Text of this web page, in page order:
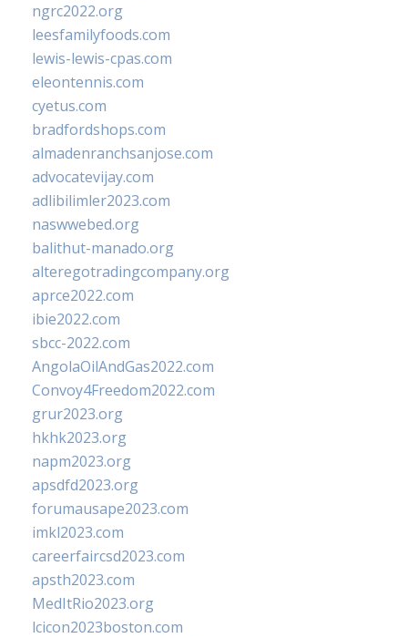
ngrc2022.org
leesfamilyfoods.com
lewis-lewis-cpas.com
eleontennis.com
cyetus.com
bradfordshops.com
almadenranchsanjose.com
advocatevijay.com
adlibilimler2023.com
naswwebed.org
balithut-manado.org
alteregotradingcompany.org
aprce2022.com
ibie2022.com
sbcc-2022.com
AngolaOilAndGas2022.com
Convoy4Freedom2022.com
grur2023.org
hkhk2023.org
napm2023.org
apsdfd2023.org
forumausape2023.com
imkl2023.com
careerfaircsd2023.com
apsth2023.com
MedItRio2023.org
lcicon2023boston.com